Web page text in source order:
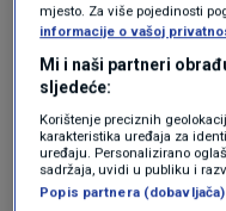
Skvo
Naravno, a
ih Ostojićevci
terenima za
mjesto. Za više pojedinosti
informacije o vašoj
Mi i naši partneri
sljedeće:
Korištenje preciznih
karakteristika uređaja za
uređaju. Personalizirano
sadržaja, uvidi u publiku i
Popis partnera (dobavljača)